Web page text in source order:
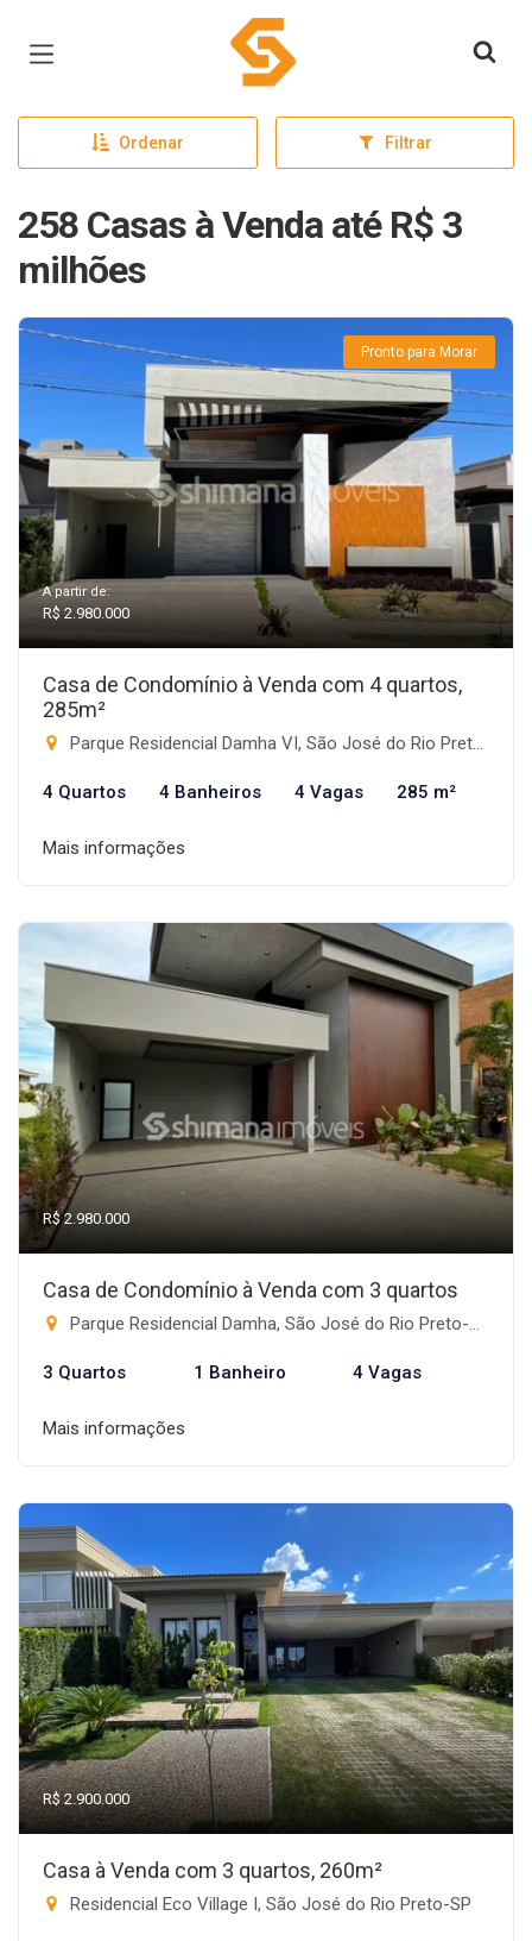
Página inicial
Ordenar Filtrar
258 Casas à Venda até R$ 3
milhões
Pronto para Morar
A partir de:
R$ 2.980.000
Casa de Condomínio à Venda com 4 quartos,
285m²
Parque Residencial Damha VI, São José do Rio Preto-SP
4 Quartos 4 Banheiros 4 Vagas 285 m²
Mais informações
R$ 2.980.000
Casa de Condomínio à Venda com 3 quartos
Parque Residencial Damha, São José do Rio Preto-SP
3 Quartos 1 Banheiro 4 Vagas
Mais informações
R$ 2.900.000
Casa à Venda com 3 quartos, 260m²
Residencial Eco Village I, São José do Rio Preto-SP